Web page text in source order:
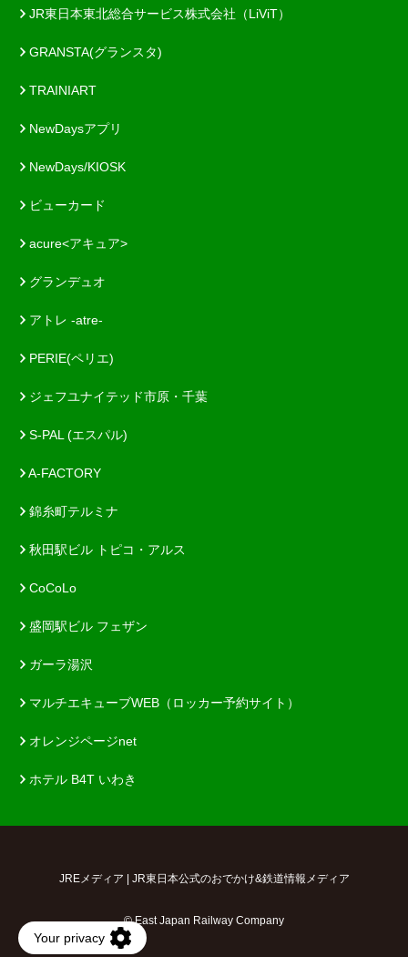
JR東日本東北総合サービス株式会社（LiViT）
GRANSTA(グランスタ)
TRAINIART
NewDaysアプリ
NewDays/KIOSK
ビューカード
acure<アキュア>
グランデュオ
アトレ -atre-
PERIE(ペリエ)
ジェフユナイテッド市原・千葉
S-PAL (エスパル)
A-FACTORY
錦糸町テルミナ
秋田駅ビル トピコ・アルス
CoCoLo
盛岡駅ビル フェザン
ガーラ湯沢
マルチエキューブWEB（ロッカー予約サイト）
オレンジページnet
ホテル B4T いわき
JREメディア | JR東日本公式のおでかけ&鉄道情報メディア
© East Japan Railway Company